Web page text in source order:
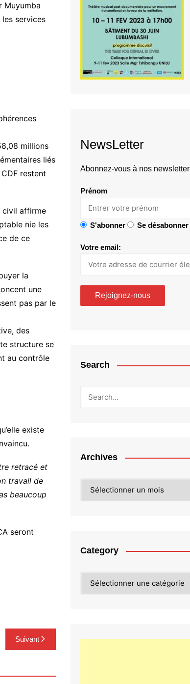
Muyumba
services
millions
liés
restent
civil affirme
nie les
de ce
la
une
pas par le
des
structure se
au contrôle
existe
retracé et
travail de
beaucoup
seront
Suivant
NewsLetter
Abonnez-vous à nos newsletter
Prénom
S'abonner Se désabonner
Votre email:
Search
Archives
Category